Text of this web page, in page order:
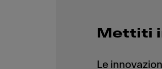
Mettiti
Le